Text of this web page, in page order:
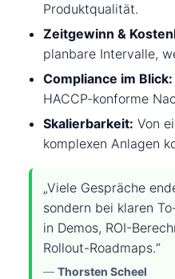
Produktqualität.
Zeitgewinn &
planbare Intervalle,
Compliance im Blick:
HACCP-konforme
Skalierbarkeit: Von
komplexen Anlagen
„Viele Gespräche
sondern bei klaren
in Demos, ROI-
Rollout-Roadmaps.“
— Thorsten Scheel